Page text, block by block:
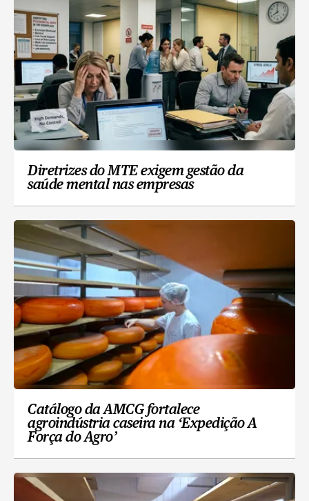
Diretrizes do MTE exigem gestão da
saúde mental nas empresas
Catálogo da AMCG fortalece
agroindústria caseira na ‘Expedição A
Força do Agro’